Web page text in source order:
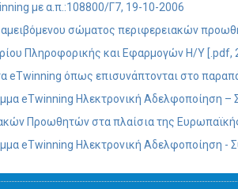
με α.π.:108800/Γ7, 19-10-2006
σώματος περιφερειακών
Πληροφορικής και Εφαρμογών Η/Υ [.pdf,
eTwinning όπως επισυνάπτονται στο
eTwinning Ηλεκτρονική Αδελφοποίηση
Προωθητών στα πλαίσια της
eTwinning Ηλεκτρονική Αδελφοποίηση -